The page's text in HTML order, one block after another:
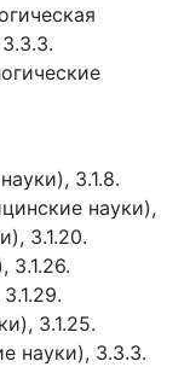
3.1.8.
науки),
3.1.20.
3.1.26.
3.1.25.
науки), 3.3.3.